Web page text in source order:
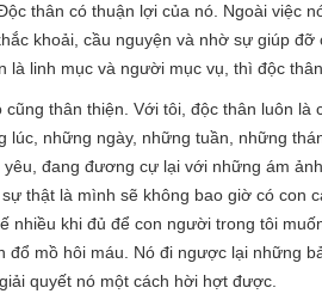
thân có thuận lợi của nó. Ngoài việc
khoải, cầu nguyện và nhờ sự giúp
là linh mục và người mục vụ, thì độc
thân thiện. Với tôi, độc thân luôn
lúc, những ngày, những tuần, những
đang đương cự lại với những ám
thật là mình sẽ không bao giờ có con
nhiều khi đủ để con người trong tôi
đổ mồ hôi máu. Nó đi ngược lại những
quyết nó một cách hời hợt được.